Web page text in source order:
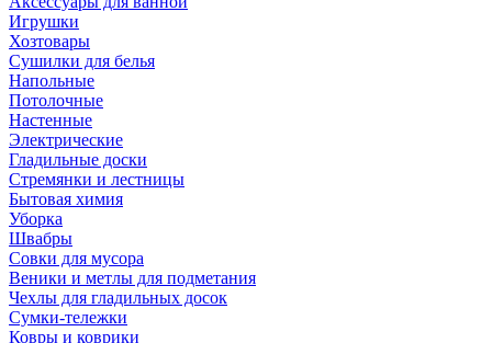
Игрушки
Хозтовары
Сушилки для белья
Напольные
Потолочные
Настенные
Электрические
Гладильные доски
Стремянки и лестницы
Бытовая химия
Уборка
Швабры
Совки для мусора
Веники и метлы для подметания
Чехлы для гладильных досок
Сумки-тележки
Ковры и коврики